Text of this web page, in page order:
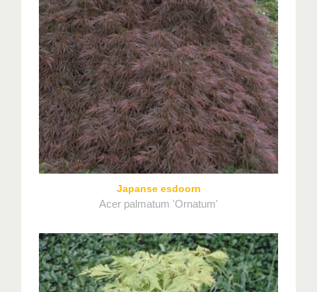
Japanse esdoorn
Acer palmatum 'Ornatum'